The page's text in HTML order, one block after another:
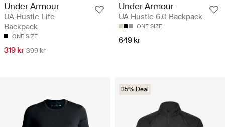
Under Armour
UA Hustle Lite
Backpack
ONE SIZE
319 kr 399 kr
Under Armour
UA Hustle 6.0 Backpack
ONE SIZE
649 kr
35% Deal